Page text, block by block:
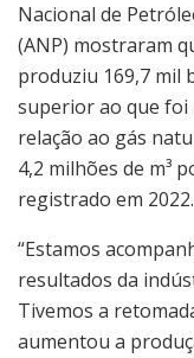
Nacional de
(ANP) mostraram
produziu 169,7 mil
superior ao que foi
relação ao gás
4,2 milhões de m³
registrado em 2022.
“Estamos
resultados da
Tivemos a
aumentou a